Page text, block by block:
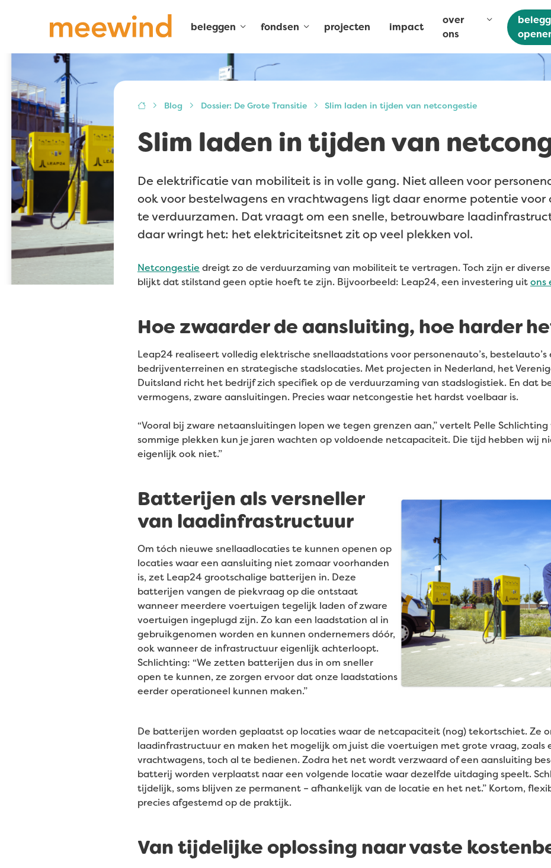
beleggen fondsen projecten impact
over
ons
Blog Dossier: De Grote Transitie Slim laden in tijden van netcongestie
Slim laden in tijden van
De elektrificatie van mobiliteit is in volle gang. Niet alleen voor
ook voor bestelwagens en vrachtwagens ligt daar enorme potentie voor
te verduurzamen. Dat vraagt om een snelle, betrouwbare
daar wringt het: het elektriciteitsnet zit op veel plekken vol.
Netcongestie dreigt zo de verduurzaming van mobiliteit te vertragen. Toch zijn er
blijkt dat stilstand geen optie hoeft te zijn. Bijvoorbeeld: Leap24, een investering uitons
Hoe zwaarder de aansluiting, hoe harder
Leap24 realiseert volledig elektrische snellaadstations voor personenauto’s,
bedrijventerreinen en strategische stadslocaties. Met projecten in Nederland, het
Duitsland richt het bedrijf zich specifiek op de verduurzaming van stadslogistiek. En dat
vermogens, zware aansluitingen. Precies waar netcongestie het hardst voelbaar is.
“Vooral bij zware netaansluitingen lopen we tegen grenzen aan,” vertelt Pelle Schlichting
sommige plekken kun je jaren wachten op voldoende netcapaciteit. Die tijd hebben wij
eigenlijk ook niet.”
Batterijen als versneller
van laadinfrastructuur
Om tóch nieuwe snellaadlocaties te kunnen openen op
locaties waar een aansluiting niet zomaar voorhanden
is, zet Leap24 grootschalige batterijen in. Deze
batterijen vangen de piekvraag op die ontstaat
wanneer meerdere voertuigen tegelijk laden of zware
voertuigen ingeplugd zijn. Zo kan een laadstation al in
gebruikgenomen worden en kunnen ondernemers dóór,
ook wanneer de infrastructuur eigenlijk achterloopt.
Schlichting: “We zetten batterijen dus in om sneller
open te kunnen, ze zorgen ervoor dat onze laadstations
eerder operationeel kunnen maken.”
De batterijen worden geplaatst op locaties waar de netcapaciteit (nog) tekortschiet. Ze
laadinfrastructuur en maken het mogelijk om juist die voertuigen met grote vraag, zoals
vrachtwagens, toch al te bedienen. Zodra het net wordt verzwaard of een aansluiting
batterij worden verplaatst naar een volgende locatie waar dezelfde uitdaging speelt.
tijdelijk, soms blijven ze permanent – afhankelijk van de locatie en het net.” Kortom,
precies afgestemd op de praktijk.
Van tijdelijke oplossing naar vaste